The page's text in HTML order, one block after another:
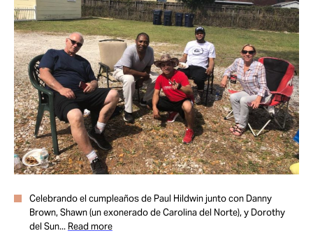
Celebrando el cumpleaños de Paul Hildwin junto con Danny
Brown, Shawn (un exonerado de Carolina del Norte), y Dorothy
del Sun... Read more